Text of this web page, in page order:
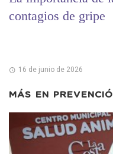
contagios de gripe
16 de junio de 2026
MÁS EN